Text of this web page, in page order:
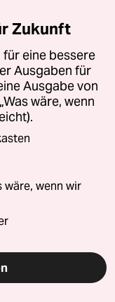
Zukunft
für eine bessere
Ausgaben für
Ausgabe von
wäre, wenn
wäre, wenn wir